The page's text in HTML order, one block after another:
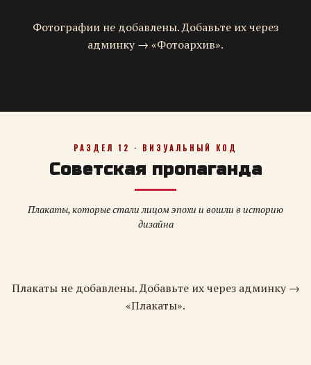
Фотографии не добавлены. Добавьте их через
админку → «Фотоархив».
РАЗДЕЛ 12 · ВИЗУАЛЬНЫЙ КОД
Советская пропаганда
Плакаты, которые стали лицом эпохи и вошли в историю
дизайна
Плакаты не добавлены. Добавьте их через админку →
«Плакаты».